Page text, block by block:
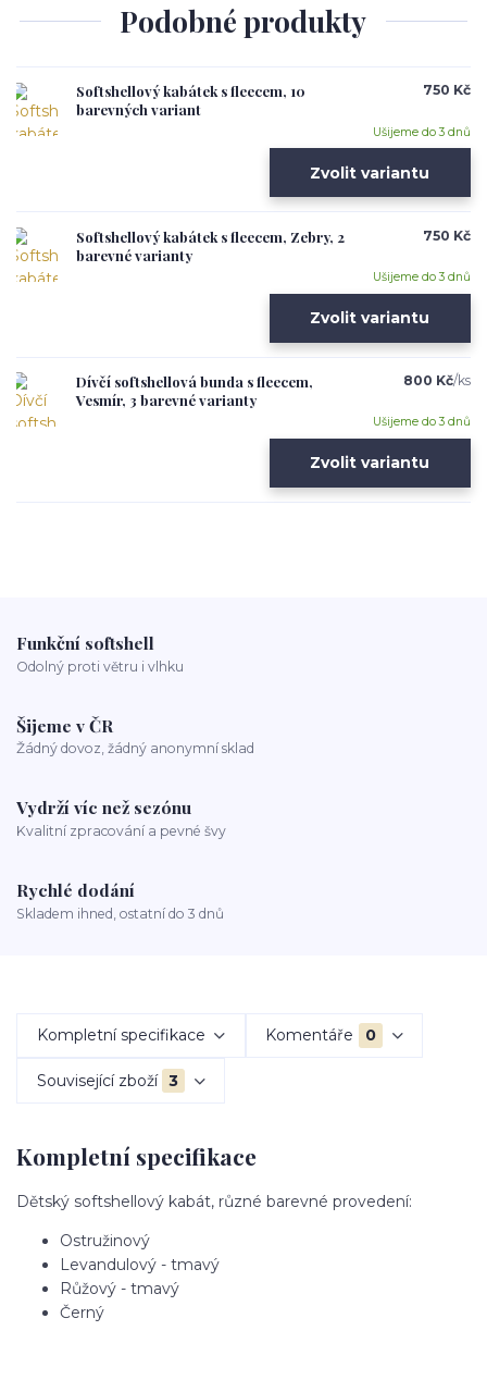
Podobné produkty
Softshellový kabátek s fleecem, 10
barevných variant
750 Kč
Ušijeme do 3 dnů
Zvolit variantu
Softshellový kabátek s fleecem, Zebry, 2
barevné varianty
750 Kč
Ušijeme do 3 dnů
Zvolit variantu
Dívčí softshellová bunda s fleecem,
Vesmír, 3 barevné varianty
800 Kč/ks
Ušijeme do 3 dnů
Zvolit variantu
Funkční softshell
Odolný proti větru i vlhku
Šijeme v ČR
Žádný dovoz, žádný anonymní sklad
Vydrží víc než sezónu
Kvalitní zpracování a pevné švy
Rychlé dodání
Skladem ihned, ostatní do 3 dnů
Kompletní specifikace Komentáře 0
Související zboží 3
Kompletní specifikace
Dětský softshellový kabát, různé barevné provedení:
Ostružinový
Levandulový - tmavý
Růžový - tmavý
Černý